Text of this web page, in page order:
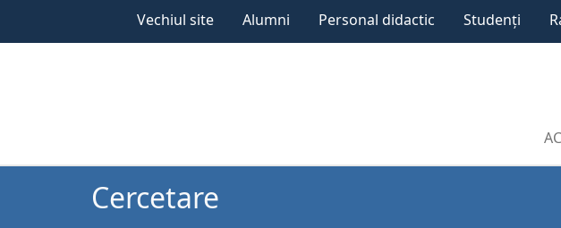
Vechiul site Alumni Personal didactic Studenți
Cercetare